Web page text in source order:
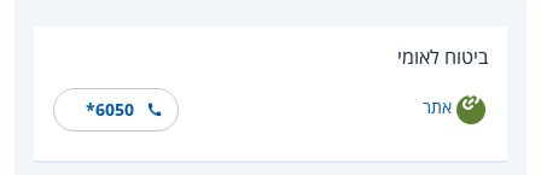
ביטוח לאומי
אתר *6050